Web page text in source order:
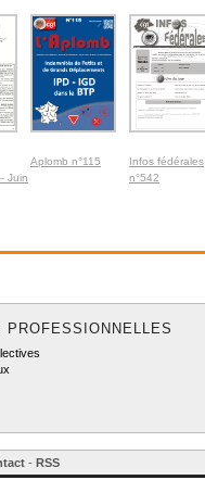
Juin
Aplomb n°115
Infos fédérales
n°542
PROFESSIONNELLES
- RSS